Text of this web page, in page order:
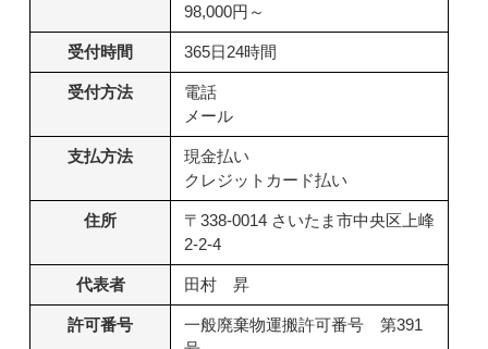
98,000円～
受付時間 365日24時間
受付方法
電話
メール
支払方法
現金払い
クレジットカード払い
住所
〒338-0014 さいたま市中央区上峰
2-2-4
代表者 田村 昇
許可番号
一般廃棄物運搬許可番号 第391